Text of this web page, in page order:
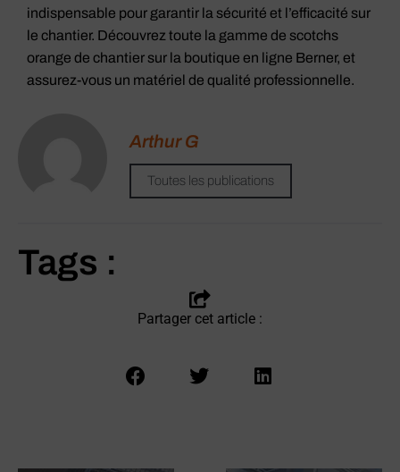
indispensable pour garantir la sécurité et l’efficacité sur
le chantier. Découvrez toute la gamme de scotchs
orange de chantier sur la boutique en ligne Berner, et
assurez-vous un matériel de qualité professionnelle.
Arthur G
Toutes les publications
Tags :
Partager cet article :